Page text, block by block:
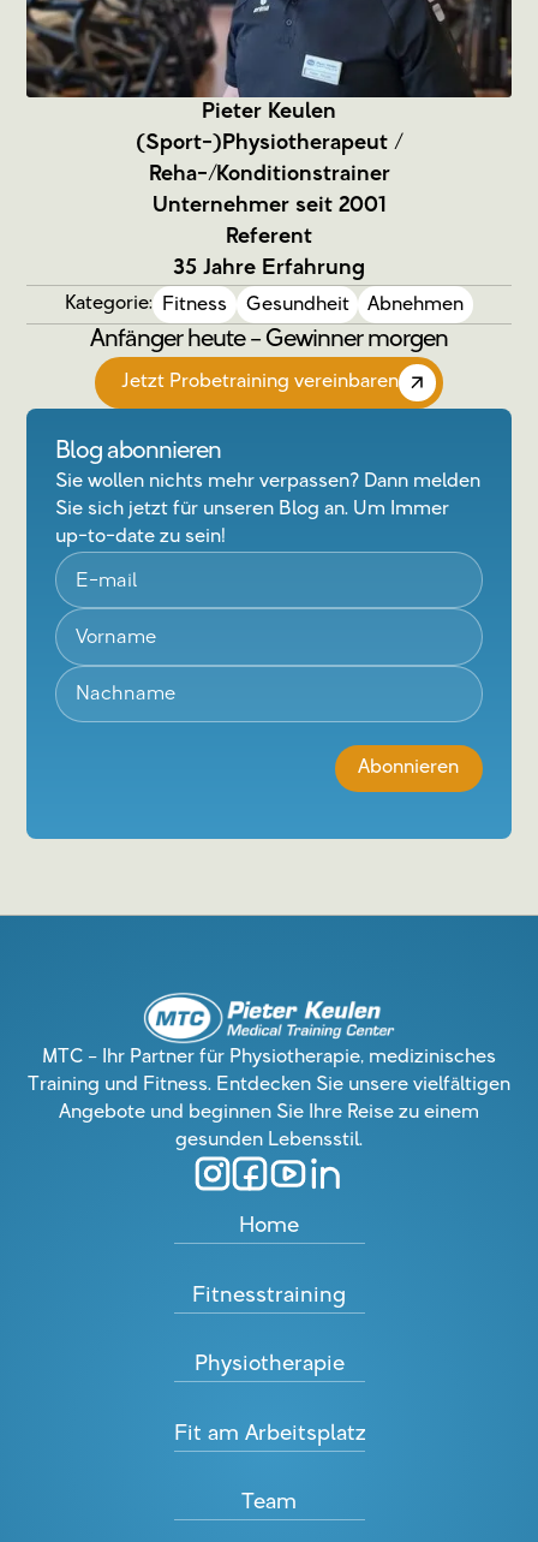
Pieter Keulen
(Sport-)Physiotherapeut /
Reha-/Konditionstrainer
Unternehmer seit 2001
Referent
35 Jahre Erfahrung
Kategorie: Fitness Gesundheit Abnehmen
Anfänger heute – Gewinner morgen
Jetzt Probetraining vereinbaren
Blog abonnieren
Sie wollen nichts mehr verpassen? Dann melden
Sie sich jetzt für unseren Blog an. Um Immer
up-to-date zu sein!
MTC – Ihr Partner für Physiotherapie, medizinisches
Training und Fitness. Entdecken Sie unsere vielfältigen
Angebote und beginnen Sie Ihre Reise zu einem
gesunden Lebensstil.
Home
Fitnesstraining
Physiotherapie
Fit am Arbeitsplatz
Team